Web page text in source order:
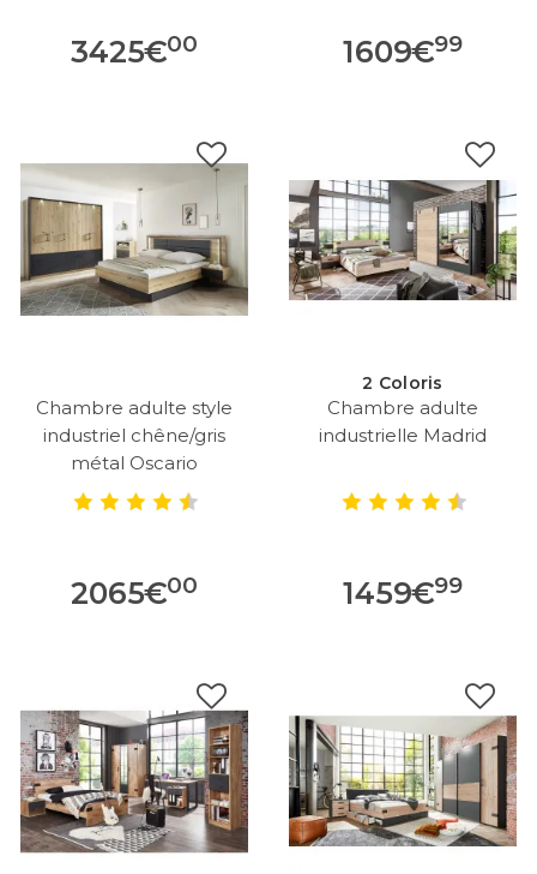
3425€00 1609€99
Chambre adulte style
industriel chêne/gris
métal Oscario
2065€00
2 Coloris
Chambre adulte
industrielle Madrid
1459€99